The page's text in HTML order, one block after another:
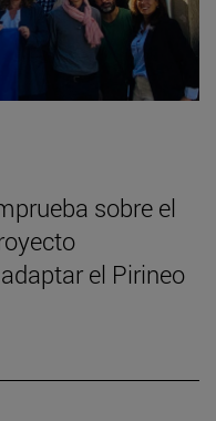
sobre el
el Pirineo